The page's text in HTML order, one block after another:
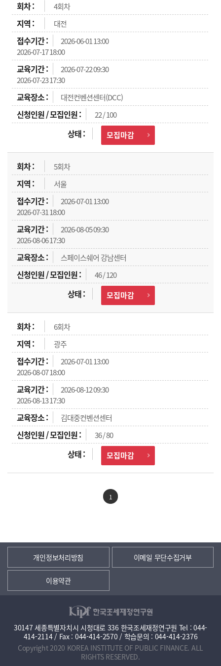
4회차
대전
2026-06-01 13:00
2026-07-17 18:00
2026-07-22 09:30
2026-07-23 17:30
대전컨벤션센터(DCC)
22 / 100
모집마감
5회차
서울
2026-07-01 13:00
2026-07-31 18:00
2026-08-05 09:30
2026-08-06 17:30
스페이스쉐어 강남센터
46 / 120
모집마감
6회차
광주
2026-07-01 13:00
2026-08-07 18:00
2026-08-12 09:30
2026-08-13 17:30
김대중컨벤션센터
36 / 80
모집마감
1
개인정보처리방침 이메일 무단수집거부
이용약관
30147 세종특별자치시 시청대로 336 한국조세재정연구원 Tel : 044-
414-2114 / Fax : 044-414-2570 / 학습문의 : 044-414-2376
Copyright 2020 KOREA INSTITUTE OF PUBLIC FINANCE. ALL
RIGHTS RESERVED.